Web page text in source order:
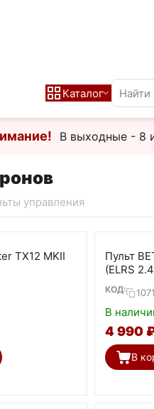
Каталог
В выходные - 8
управления
TX12 MKII
Пульт
(ELRS
КОД:
В
4 990
В